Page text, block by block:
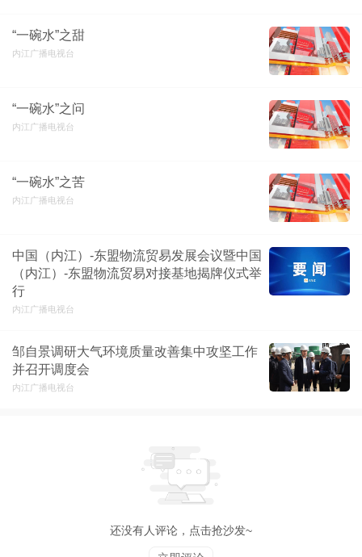
“一碗水”之甜
内江广播电视台
“一碗水”之问
内江广播电视台
“一碗水”之苦
内江广播电视台
中国（内江）-东盟物流贸易发展会议暨中国
（内江）-东盟物流贸易对接基地揭牌仪式举
行
内江广播电视台
邹自景调研大气环境质量改善集中攻坚工作
并召开调度会
内江广播电视台
还没有人评论，点击抢沙发~